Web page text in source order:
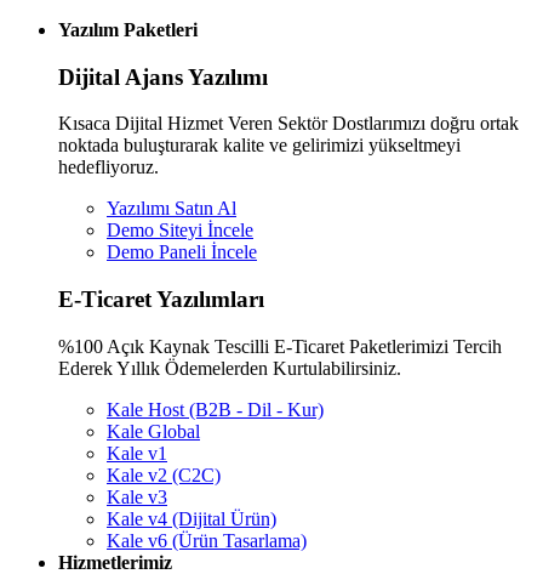
Yazılım Paketleri
Dijital Ajans Yazılımı
Kısaca Dijital Hizmet Veren Sektör Dostlarımızı doğru ortak
noktada buluşturarak kalite ve gelirimizi yükseltmeyi
hedefliyoruz.
Yazılımı Satın Al
Demo Siteyi İncele
Demo Paneli İncele
E-Ticaret Yazılımları
%100 Açık Kaynak Tescilli E-Ticaret Paketlerimizi Tercih
Ederek Yıllık Ödemelerden Kurtulabilirsiniz.
Kale Host (B2B - Dil - Kur)
Kale Global
Kale v1
Kale v2 (C2C)
Kale v3
Kale v4 (Dijital Ürün)
Kale v6 (Ürün Tasarlama)
Hizmetlerimiz